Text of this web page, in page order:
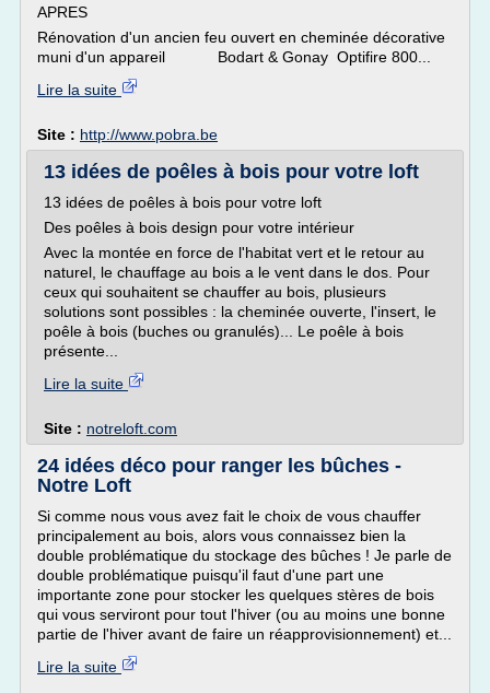
APRES
Rénovation d'un ancien feu ouvert en cheminée décorative
muni d'un appareil Bodart & Gonay Optifire 800...
Lire la suite
Site : http://www.pobra.be
13 idées de poêles à bois pour votre loft
13 idées de poêles à bois pour votre loft
Des poêles à bois design pour votre intérieur
Avec la montée en force de l'habitat vert et le retour au
naturel, le chauffage au bois a le vent dans le dos. Pour
ceux qui souhaitent se chauffer au bois, plusieurs
solutions sont possibles : la cheminée ouverte, l'insert, le
poêle à bois (buches ou granulés)... Le poêle à bois
présente...
Lire la suite
Site : notreloft.com
24 idées déco pour ranger les bûches -
Notre Loft
Si comme nous vous avez fait le choix de vous chauffer
principalement au bois, alors vous connaissez bien la
double problématique du stockage des bûches ! Je parle de
double problématique puisqu'il faut d'une part une
importante zone pour stocker les quelques stères de bois
qui vous serviront pour tout l'hiver (ou au moins une bonne
partie de l'hiver avant de faire un réapprovisionnement) et...
Lire la suite